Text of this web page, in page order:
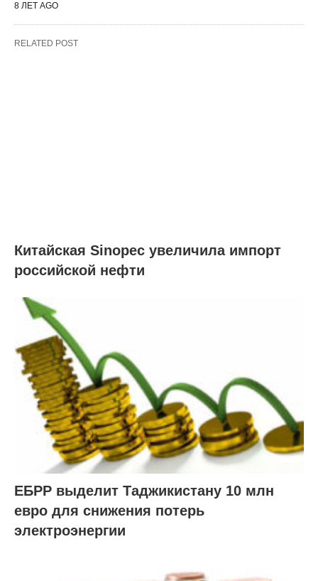
8 ЛЕТ AGO
RELATED POST
Китайская Sinopec увеличила импорт
российской нефти
ЕБРР выделит Таджикистану 10 млн
евро для снижения потерь
электроэнергии